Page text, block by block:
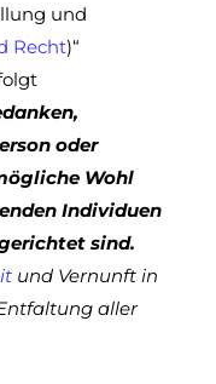
und
Recht)“
oder
Wohl
Individuen
sind.
und Vernunft in
aller